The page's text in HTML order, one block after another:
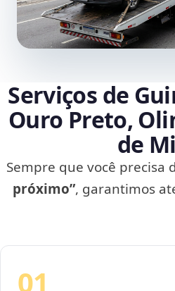
Serviços de
Ouro Preto,
de
Sempre que você precisa
próximo”, garantimos
01